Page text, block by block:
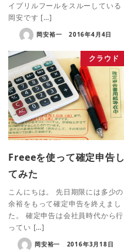
イプリルフールをスルーしている
岡安です […]
岡安裕一 2016年4月4日
クラウド
Freeeを使って確定申告し
てみた
こんにちは。 先日期限には多少の
余裕をもって確定申告を終えまし
た。 確定申告は会社員時代から行
ってい […]
岡安裕一 2016年3月18日